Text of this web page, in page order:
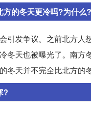
的冬天更冷吗?为什么?
引发争议。之前北方人
冬天也被曝光了。南
冬天并不完全比北方的
?